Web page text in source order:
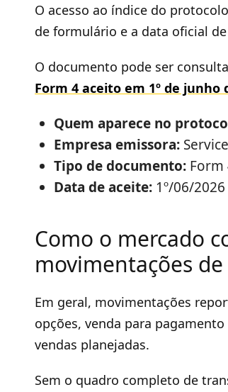
O acesso ao índice do
de formulário e a data oficial
O documento pode ser
Form 4 aceito em 1º de
Quem aparece no
Empresa emissora:
Tipo de documento:
Data de aceite: 1º/06/2026
Como o mercado
movimentações
Em geral, movimentações
opções, venda para
vendas planejadas.
Sem o quadro completo de